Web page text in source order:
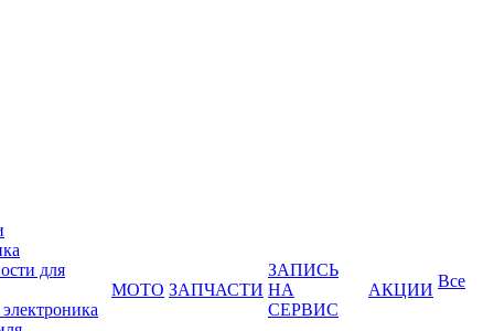
для
МОТО ЗАПЧАСТИ
ЗАПИСЬ
НА
СЕРВИС
АКЦИИ Все